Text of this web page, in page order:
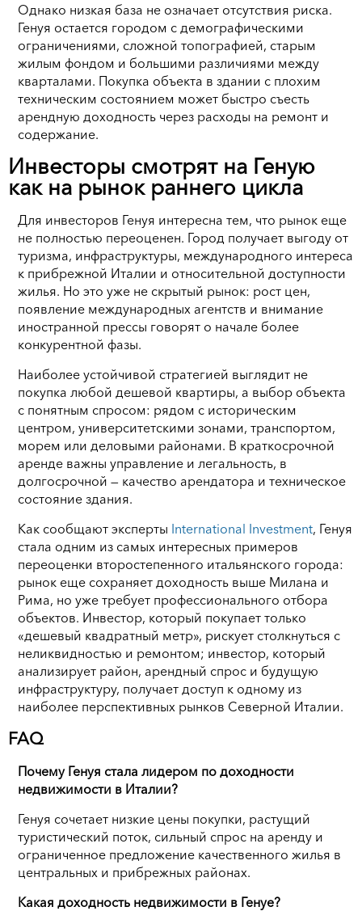
Однако низкая база не означает отсутствия риска.
Генуя остается городом с демографическими
ограничениями, сложной топографией, старым
жилым фондом и большими различиями между
кварталами. Покупка объекта в здании с плохим
техническим состоянием может быстро съесть
арендную доходность через расходы на ремонт и
содержание.
Инвесторы смотрят на Геную
как на рынок раннего цикла
Для инвесторов Генуя интересна тем, что рынок еще
не полностью переоценен. Город получает выгоду от
туризма, инфраструктуры, международного интереса
к прибрежной Италии и относительной доступности
жилья. Но это уже не скрытый рынок: рост цен,
появление международных агентств и внимание
иностранной прессы говорят о начале более
конкурентной фазы.
Наиболее устойчивой стратегией выглядит не
покупка любой дешевой квартиры, а выбор объекта
с понятным спросом: рядом с историческим
центром, университетскими зонами, транспортом,
морем или деловыми районами. В краткосрочной
аренде важны управление и легальность, в
долгосрочной — качество арендатора и техническое
состояние здания.
Как сообщают эксперты International Investment, Генуя
стала одним из самых интересных примеров
переоценки второстепенного итальянского города:
рынок еще сохраняет доходность выше Милана и
Рима, но уже требует профессионального отбора
объектов. Инвестор, который покупает только
«дешевый квадратный метр», рискует столкнуться с
неликвидностью и ремонтом; инвестор, который
анализирует район, арендный спрос и будущую
инфраструктуру, получает доступ к одному из
наиболее перспективных рынков Северной Италии.
FAQ
Почему Генуя стала лидером по доходности
недвижимости в Италии?
Генуя сочетает низкие цены покупки, растущий
туристический поток, сильный спрос на аренду и
ограниченное предложение качественного жилья в
центральных и прибрежных районах.
Какая доходность недвижимости в Генуе?